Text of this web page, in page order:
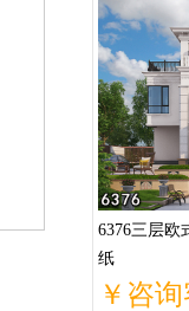
6376三层欧
纸
￥咨